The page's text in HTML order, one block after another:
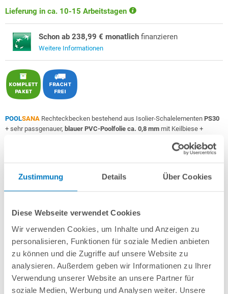
Zustimmung Details Über Cookies
Diese Webseite verwendet Cookies
Wir verwenden Cookies, um Inhalte und Anzeigen zu
personalisieren, Funktionen für soziale Medien anbieten
zu können und die Zugriffe auf unsere Website zu
analysieren. Außerdem geben wir Informationen zu Ihrer
Verwendung unserer Website an unsere Partner für
soziale Medien, Werbung und Analysen weiter. Unsere
Lieferung in ca. 10-15 Arbeitstagen
Schon ab 238,99 € monatlich finanzieren
Weitere Informationen
POOLSANA Rechteckbecken bestehend aus Isolier-Schalelementen PS30
+ sehr passgenauer, blauer PVC-Poolfolie ca. 0,8 mm mit Keilbiese +
POOLSANAUV-C Entkeimungsgerät 75 W
: Reduziert den
Wasserpflegebedarf deutlich!
Breitmaul-Einbauskimmer und 2 Einlaufdüsen mitsamt
SandfilteranlagePOOLSANA PREMIUM 500 / SPECKPP 11(Pumpe
Made in Germany) inkl. Filtersand
Erdbeständiges Verrohrungsset PROFI Ø 50 mm+ Entleerungspaket
4-stufige Comfort-Unterbautreppe gerade 118 x 118 cm
7-teiliges Reinigungsset PROFI
7-teiliges Wasserpflegeset PROFI
1er-Set Pool-Scheinwerfer PS PROFI mit LED-Birne RGB 30 W und